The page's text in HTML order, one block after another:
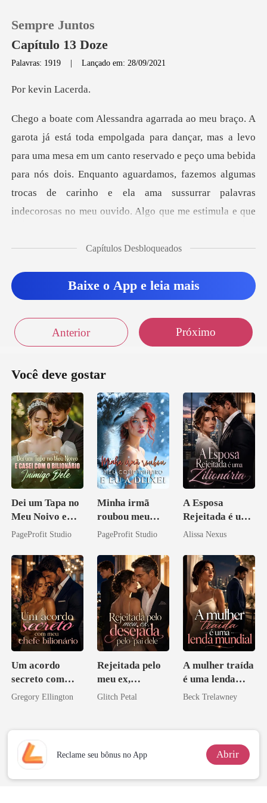
Loja
Histórico
Sair
Sempre Juntos
Capítulo 13 Doze
Palavras: 1919 |Lançado em: 28/09/2021
vin La
ra uma mesa em um canto reservado e peço uma bebida
para nós dois. Enquanto aguardamos, fazemos algumas
trocas
Capítulos Desbloqueados
Baixe o App e leia mais
Anterior Próximo
Você deve gostar
Dei um Tapa no
Meu Noivo e
Casei com o
Inimigo Dele
PageProfit Studio
Minha irmã
roubou meu
companheiro e
PageProfit Studio
A Esposa
Rejeitada é uma
Zilionária
Alissa Nexus
Um acordo
secreto com
meu chefe
Gregory Ellington
Rejeitada pelo
meu ex,
desejada pelo
Glitch Petal
A mulher traída
é uma lenda
mundial
Beck Trelawney
Reclame seu bônus no App Abrir